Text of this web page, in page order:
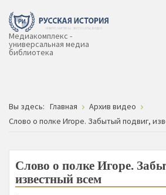
Медиакомплекс -
универсальная медиа
библиотека
Вы здесь: Главная
Архив видео
Слово о полке Игоре. Забытый подвиг,
Слово о полке Игоре.
известный всем